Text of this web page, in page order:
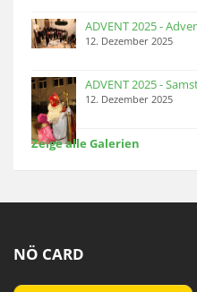
ADVENT 2025 -
12. Dezember 2025
ADVENT 2025 -
12. Dezember 2025
Zeige alle Galerien
NÖ CARD